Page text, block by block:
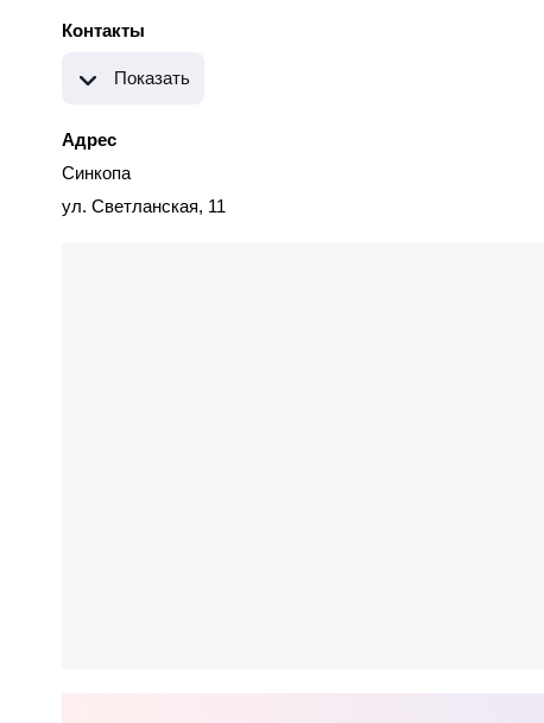
Контакты
Показать
Адрес
Синкопа
ул. Светланская, 11